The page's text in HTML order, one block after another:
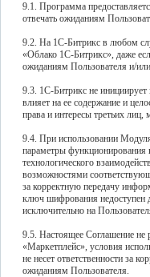
9.1. Программа
отвечать ожиданиям
9.2. На 1С-Битрикс в любом
«Облако 1С-Битрикс», даже
ожиданиям Пользователя и/
9.3. 1С-Битрикс не
влияет на ее содержание и
права и интересы третьих
9.4. При использовании
параметры функционирования
технологического
возможностями
за корректную передачу
ключ шифрования недоступен
исключительно на
9.5. Настоящее Соглашение не
«Маркетплейс», условия
не несет ответственности за
ожиданиям Пользователя.